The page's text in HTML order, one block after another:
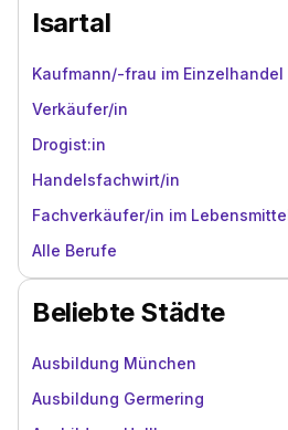
Isartal
Kaufmann/-frau im Einzelhandel
Verkäufer/in
Drogist:in
Handelsfachwirt/in
Fachverkäufer/in im
Alle Berufe
Beliebte Städte
Ausbildung München
Ausbildung Germering